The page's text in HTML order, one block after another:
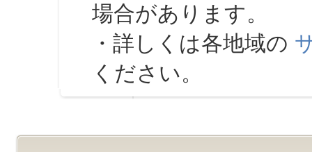
場合があります。
・詳しくは各地域の
ください。